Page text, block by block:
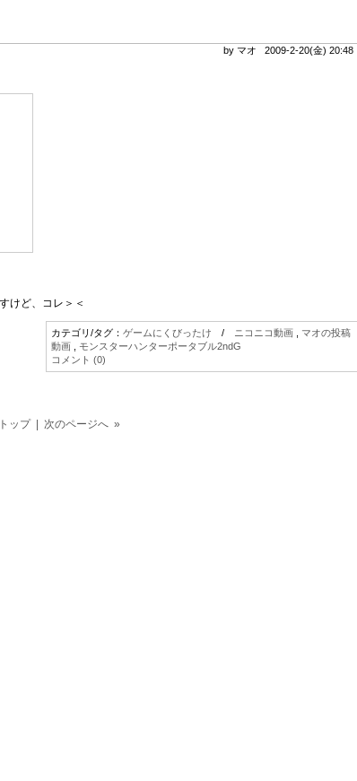
by マオ 2009-2-20(金) 20:48
けど、コレ＞＜
カテゴリ/タグ： ゲームにくびったけ / ニコニコ動画
マオの投稿
動画
モンスターハンターポータブル2ndG
コメント (0)
トップ | 次のページへ »